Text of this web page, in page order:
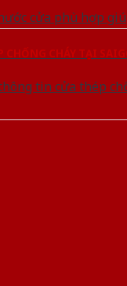
CHỐNG CHÁY TẠI
tin cửa thép